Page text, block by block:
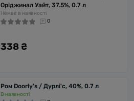
Оріджинал Уайт, 37.5%, 0.7 л
Немає в наявності
0
338 ₴
Ром Doorly's / Дурлі'с, 40%, 0.7 л
В наявності